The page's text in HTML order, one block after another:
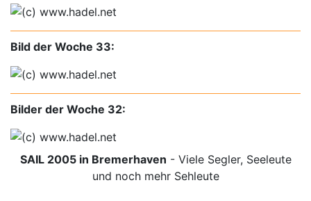
Bild der Woche 33:
Bilder der Woche 32:
SAIL 2005 in Bremerhaven - Viele Segler, Seeleute
und noch mehr Sehleute